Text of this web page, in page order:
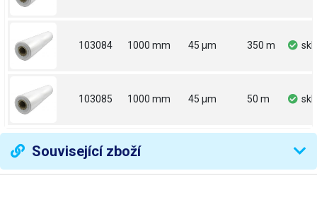
103084 1000 mm 45 µm 350 m
103085 1000 mm 45 µm 50 m
Související zboží